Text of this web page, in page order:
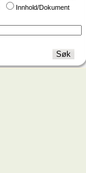
Innhold/Dokument